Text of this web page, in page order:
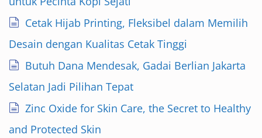
Cetak Hijab Printing, Fleksibel dalam Memilih
Desain dengan Kualitas Cetak Tinggi
Butuh Dana Mendesak, Gadai Berlian Jakarta
Selatan Jadi Pilihan Tepat
Zinc Oxide for Skin Care, the Secret to Healthy
and Protected Skin